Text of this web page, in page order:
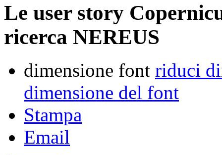
Le user story
ricerca NEREUS
dimensione font riduci
dimensione del font
Stampa
Email